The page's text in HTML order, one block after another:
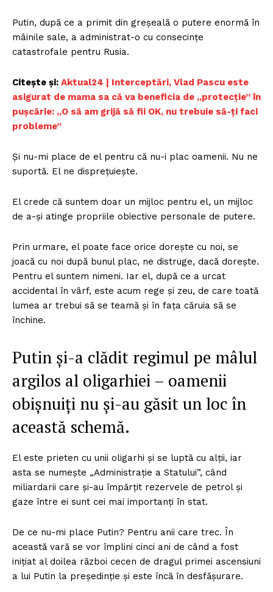
Putin, după ce a primit din greșeală o putere enormă în
mâinile sale, a administrat-o cu consecințe
catastrofale pentru Rusia.
Citește și: Aktual24 | Interceptări, Vlad Pascu este
asigurat de mama sa că va beneficia de „protecție” în
pușcărie: „O să am grijă să fii OK, nu trebuie să-ți faci
probleme”
Și nu-mi place de el pentru că nu-i plac oamenii. Nu ne
suportă. El ne disprețuiește.
El crede că suntem doar un mijloc pentru el, un mijloc
de a-și atinge propriile obiective personale de putere.
Prin urmare, el poate face orice dorește cu noi, se
joacă cu noi după bunul plac, ne distruge, dacă dorește.
Pentru el suntem nimeni. Iar el, după ce a urcat
accidental în vârf, este acum rege și zeu, de care toată
lumea ar trebui să se teamă și în fața căruia să se
închine.
Putin și-a clădit regimul pe mâlul
argilos al oligarhiei – oamenii
obișnuiți nu și-au găsit un loc în
această schemă.
El este prieten cu unii oligarhi și se luptă cu alții, iar
asta se numește „Administrație a Statului”, când
miliardarii care și-au împărțit rezervele de petrol și
gaze între ei sunt cei mai importanți în stat.
De ce nu-mi place Putin? Pentru anii care trec. În
această vară se vor împlini cinci ani de când a fost
inițiat al doilea război cecen de dragul primei ascensiuni
a lui Putin la președinție și este încă în desfășurare.